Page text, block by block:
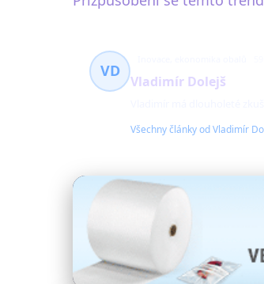
VD
Vladimír Dolejš
Všechny články od Vladimír